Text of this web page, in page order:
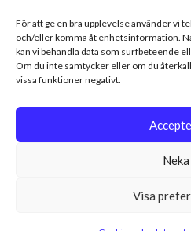
För att ge en bra upplevelse använder vi
och/eller komma åt enhetsinformation.
kan vi behandla data som surfbeteende
Om du inte samtycker eller om du
vissa funktioner negativt.
Neka
Visa
Sweden
leksaker Alla